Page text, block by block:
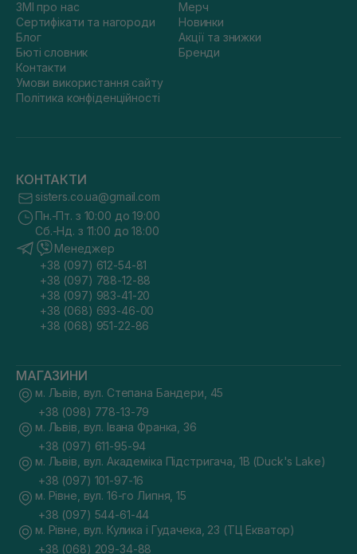
ЗМІ про нас
Сертифікати та нагороди
Блог
Бюті словник
Контакти
Умови використання сайту
Політика конфіденційності
Мерч
Новинки
Акції та знижки
Бренди
КОНТАКТИ
sisters.co.ua@gmail.com
Пн.-Пт. з 10:00 до 19:00
Сб.-Нд. з 11:00 до 18:00
Менеджер
+38 (097) 612-54-81
+38 (097) 788-12-88
+38 (097) 983-41-20
+38 (068) 693-46-00
+38 (068) 951-22-86
МАГАЗИНИ
м. Львів, вул. Степана Бандери, 45
+38 (098) 778-13-79
м. Львів, вул. Івана Франка, 36
+38 (097) 611-95-94
м. Львів, вул. Академіка Підстригача, 1В (Duck's Lake)
+38 (097) 101-97-16
м. Рівне, вул. 16-го Липня, 15
+38 (097) 544-61-44
м. Рівне, вул. Кулика і Гудачека, 23 (ТЦ Екватор)
+38 (068) 209-34-88